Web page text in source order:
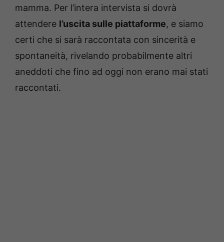
mamma. Per l’intera intervista si dovrà
attendere l’uscita sulle piattaforme, e siamo
certi che si sarà raccontata con sincerità e
spontaneità, rivelando probabilmente altri
aneddoti che fino ad oggi non erano mai stati
raccontati.